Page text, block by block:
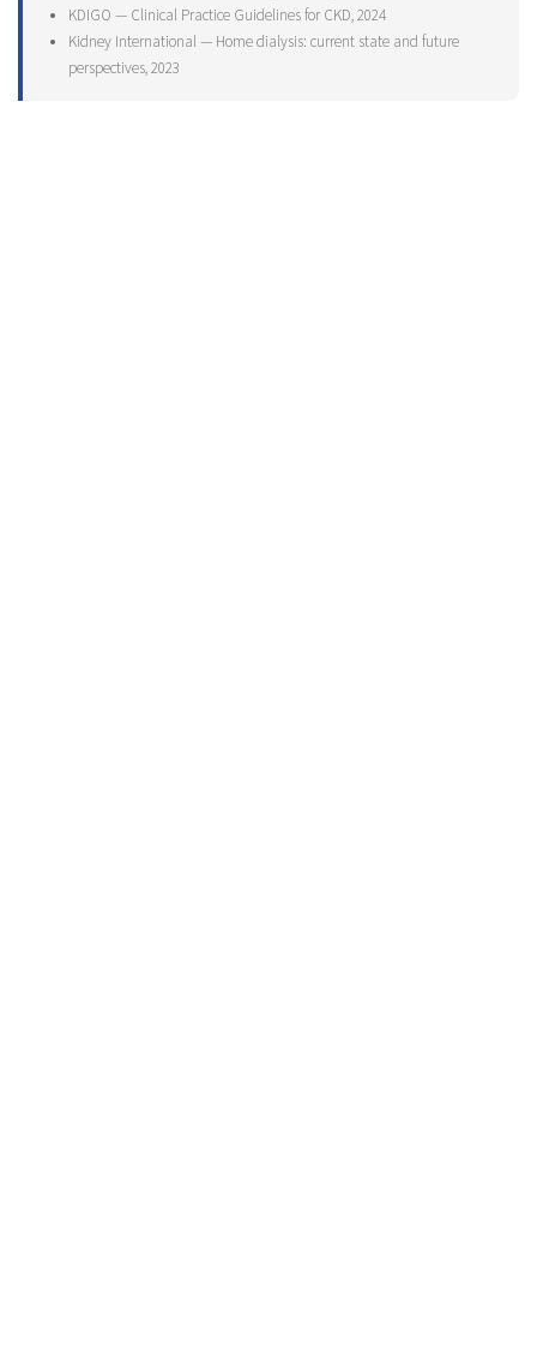
KDIGO — Clinical Practice Guidelines for CKD, 2024
Kidney International — Home dialysis: current state and future
perspectives, 2023